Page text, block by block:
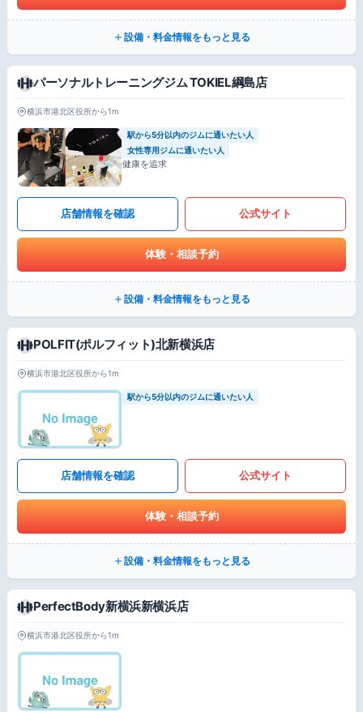
設備・料金情報をもっと見る
パーソナルトレーニングジム TOKIEL綱島店
横浜市港北区役所から1m
駅から5分以内のジムに通いたい人
女性専用ジムに通いたい人
健康を追求
店舗情報を確認 公式サイト
体験・相談予約
設備・料金情報をもっと見る
POLFIT(ポルフィット)北新横浜店
横浜市港北区役所から1m
駅から5分以内のジムに通いたい人
店舗情報を確認 公式サイト
体験・相談予約
設備・料金情報をもっと見る
PerfectBody新横浜新横浜店
横浜市港北区役所から1m